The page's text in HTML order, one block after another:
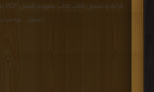
قراءة و تحميل كتاب كتاب مفهوم العقل PDF مجانا | مكتبة >
التحميل : مرة/مرات